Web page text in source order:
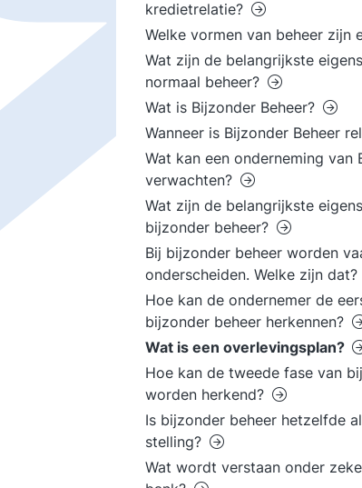
kredietrelatie?
Welke vormen van beheer zijn
Wat zijn de belangrijkste
normaal beheer?
Wat is Bijzonder Beheer?
Wanneer is Bijzonder Beheer
Wat kan een onderneming van
verwachten?
Wat zijn de belangrijkste
bijzonder beheer?
Bij bijzonder beheer worden
onderscheiden. Welke zijn dat?
Hoe kan de ondernemer de
bijzonder beheer herkennen?
Wat is een overlevingsplan?
Hoe kan de tweede fase van
worden herkend?
Is bijzonder beheer hetzelfde
stelling?
Wat wordt verstaan onder